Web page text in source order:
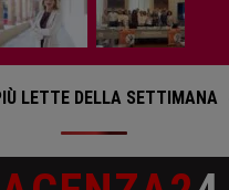
LETTE DELLA SETTIMANA